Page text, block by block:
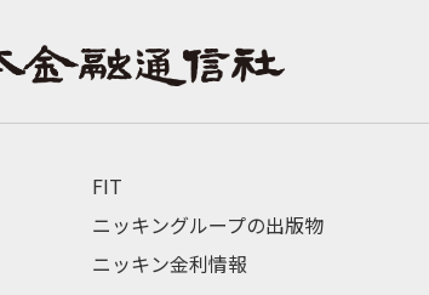
FIT
ニッキングループの出版物
ニッキン金利情報